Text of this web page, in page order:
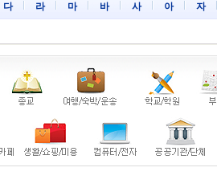
다 라 마 바 사 아 자